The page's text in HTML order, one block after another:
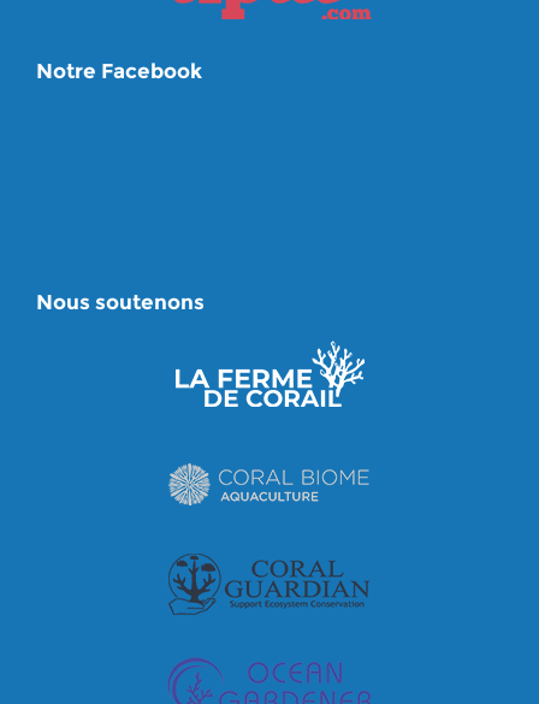
Notre Facebook
Nous soutenons